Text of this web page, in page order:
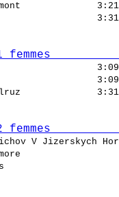
d'Amont
France
1 femmes
Estonia
Alaska
CH-Vaulruz
2 femmes
V Jizerskych
CAN-
1977,